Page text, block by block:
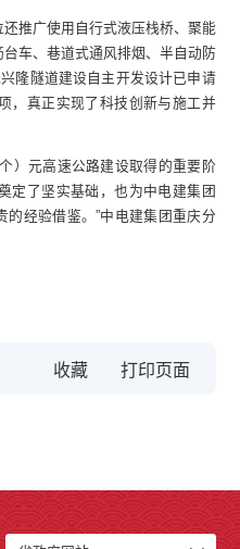
推广使用自行式液压栈桥、聚能
车、巷道式通风排烟、半自动防
隆隧道建设自主开发设计已申请
，真正实现了科技创新与施工并
元高速公路建设取得的重要阶
定了坚实基础，也为中电建集团
经验借鉴。”中电建集团重庆分
收藏